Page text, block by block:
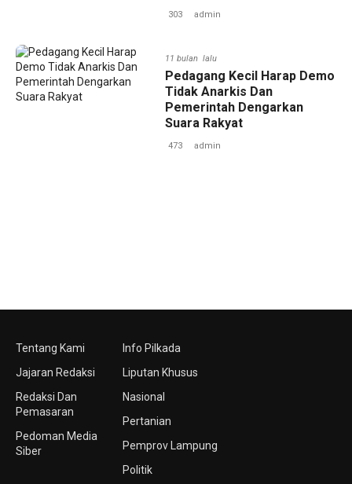
303 admin
11 bulan lalu
‎Pedagang Kecil Harap Demo
Tidak Anarkis Dan
Pemerintah Dengarkan
Suara Rakyat ‎ ‎
473 admin
Tentang Kami
Jajaran Redaksi
Redaksi Dan
Pemasaran
Pedoman Media
Siber
Info Pilkada
Liputan Khusus
Nasional
Pertanian
Pemprov Lampung
Politik